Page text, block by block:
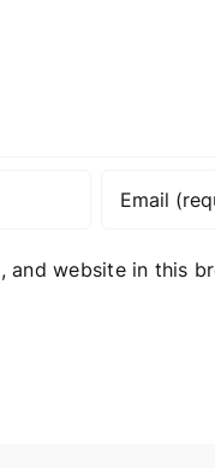
and website in this